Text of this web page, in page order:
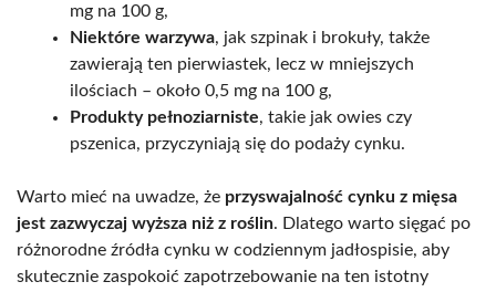
mg na 100 g,
Niektóre warzywa, jak szpinak i brokuły, także
zawierają ten pierwiastek, lecz w mniejszych
ilościach – około 0,5 mg na 100 g,
Produkty pełnoziarniste, takie jak owies czy
pszenica, przyczyniają się do podaży cynku.
Warto mieć na uwadze, że przyswajalność cynku z mięsa
jest zazwyczaj wyższa niż z roślin. Dlatego warto sięgać po
różnorodne źródła cynku w codziennym jadłospisie, aby
skutecznie zaspokoić zapotrzebowanie na ten istotny